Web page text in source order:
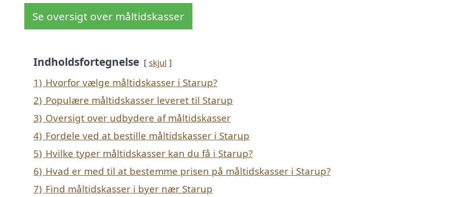
Se oversigt over måltidskasser
Indholdsfortegnelse skjul
1) Hvorfor vælge måltidskasser i Starup?
2) Populære måltidskasser leveret til Starup
3) Oversigt over udbydere af måltidskasser
4) Fordele ved at bestille måltidskasser i Starup
5) Hvilke typer måltidskasser kan du få i Starup?
6) Hvad er med til at bestemme prisen på måltidskasser i Starup?
7) Find måltidskasser i byer nær Starup